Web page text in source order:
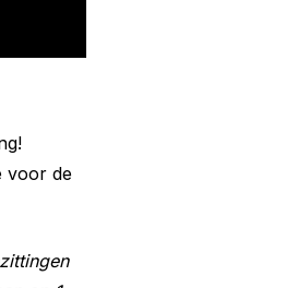
voor de